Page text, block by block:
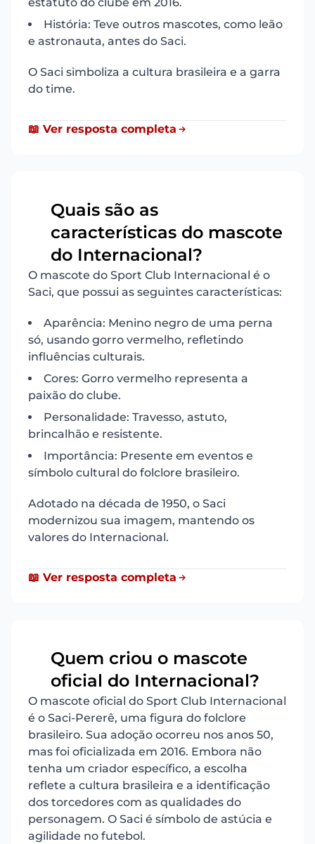
História: Teve outros mascotes, como leão
e astronauta, antes do Saci.
O Saci simboliza a cultura brasileira e a garra
do time.
📖 Ver resposta completa
Quais são as
características do mascote
do Internacional?
O mascote do Sport Club Internacional é o
Saci, que possui as seguintes características:
Aparência: Menino negro de uma perna
só, usando gorro vermelho, refletindo
influências culturais.
Cores: Gorro vermelho representa a
paixão do clube.
Personalidade: Travesso, astuto,
brincalhão e resistente.
Importância: Presente em eventos e
símbolo cultural do folclore brasileiro.
Adotado na década de 1950, o Saci
modernizou sua imagem, mantendo os
valores do Internacional.
📖 Ver resposta completa
Quem criou o mascote
oficial do Internacional?
O mascote oficial do Sport Club Internacional
é o Saci-Pererê, uma figura do folclore
brasileiro. Sua adoção ocorreu nos anos 50,
mas foi oficializada em 2016. Embora não
tenha um criador específico, a escolha
reflete a cultura brasileira e a identificação
dos torcedores com as qualidades do
personagem. O Saci é símbolo de astúcia e
agilidade no futebol.